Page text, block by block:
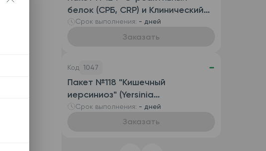
белок (СРБ, CRP) и Клинический
анализ крови развернутый
(автоматизированный с СОЭ),
Срок выполнения: - дней
Заказать
Код 1047 -
Пакет №118 "Кишечный
иерсиниоз" (Yersinia
enterocolitica, антитела IgG и
антитела IgA)
Срок выполнения: - дней
Заказать